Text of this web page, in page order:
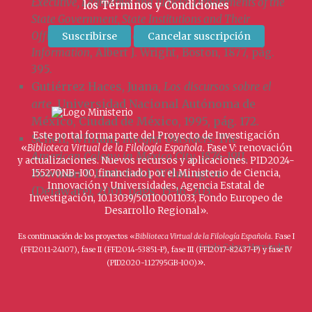
State Government, State Institutions and Their
Officers, County Officers, and other Statistical
Information, Albert J. Wright, Boston, 1877, pág.
395.
Gutiérrez Haces, Juana, Los discursos sobre el
arte, Universidad Nacional Autónoma de
México, Ciudad de México, 1995, pág. 172.
Schell, William,Integral Outsiders: The
American Colony in Mexico City, 1876-1911,
Rowman & Littlefield, Wilmington
(Delaware), 2001, págs. 15-16, 203.
Estela Calero Hernández
losTérminos y Condiciones
Este portal forma parte del Proyecto de Investigación
«Biblioteca Virtual de la Filología Española. Fase V: renovación
y actualizaciones. Nuevos recursos y aplicaciones. PID2024-
155270NB-I00, financiado por el Ministerio de Ciencia,
Innovación y Universidades, Agencia Estatal de
Investigación, 10.13039/501100011033, Fondo Europeo de
Desarrollo Regional».
Es continuación de los proyectos «Biblioteca Virtual de la Filología Española. Fase I
(FFI2011-24107), fase II (FFI2014-53851-P), fase III (FFI2017-82437-P) y fase IV
(PID2020-112795GB-I00)».